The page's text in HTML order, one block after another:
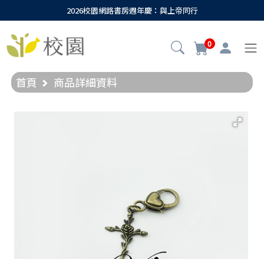
2026校園網路書房週年慶：與上帝同行
0
首頁 商品詳細資料